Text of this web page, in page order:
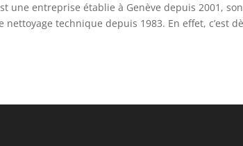
une entreprise établie à Genève depuis 2001,
nettoyage technique depuis 1983. En effet, c’est